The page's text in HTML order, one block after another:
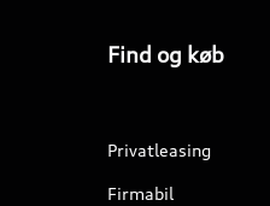
Find og køb
Privatleasing
Firmabil